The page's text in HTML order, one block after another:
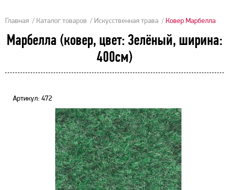
Главная Каталог товаров Искусственная трава Ковер Марбелла
Марбелла (ковер, цвет: Зелёный, ширина:
400см)
Артикул: 472